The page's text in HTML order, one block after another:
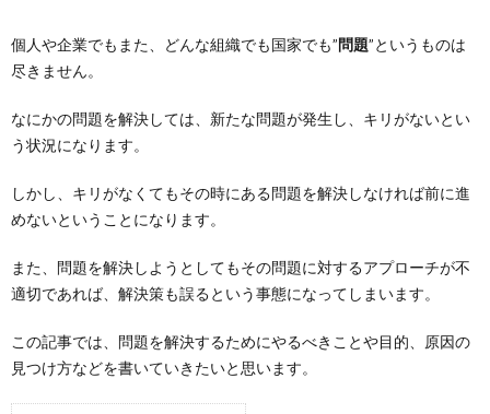
個人や企業でもまた、どんな組織でも国家でも”問題”というものは
尽きません。
なにかの問題を解決しては、新たな問題が発生し、キリがないとい
う状況になります。
しかし、キリがなくてもその時にある問題を解決しなければ前に進
めないということになります。
また、問題を解決しようとしてもその問題に対するアプローチが不
適切であれば、解決策も誤るという事態になってしまいます。
この記事では、問題を解決するためにやるべきことや目的、原因の
見つけ方などを書いていきたいと思います。